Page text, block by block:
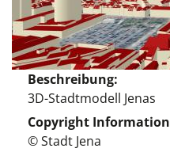
Beschreibung
3D-Stadtmodell Jenas
Copyright
© Stadt Jena